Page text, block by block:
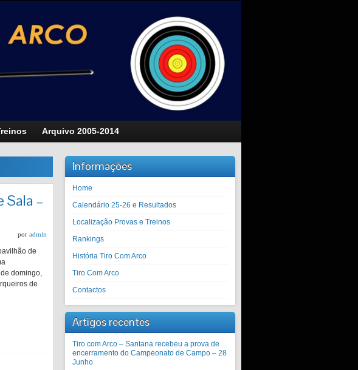
Arquivo 2005-2014
Sala –
por admin
de
domingo,
de
Informações
Home
Calendário 25-26 e Resultados
Localização Provas e Treinos
Rankings
História Tiro Com Arco
Tiro Com Arco
Contactos
Artigos recentes
Tiro com Arco – Santana recebeu a prova de
encerramento do Campeonato de Campo – 28
Junho